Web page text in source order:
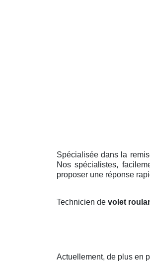
Spécialisée dans la
Nos spécialistes,
proposer une réponse
Technicien de volet
Actuellement, de plus en